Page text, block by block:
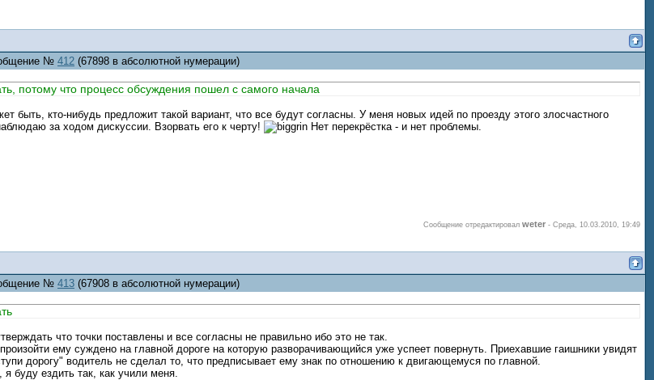
№ 412 (67898 в абсолютной нумерации)
потому что процесс обсуждения пошел с самого начала
быть, кто-нибудь предложит такой вариант, что все будут согласны. У меня новых идей по проезду этого злосчастного
за ходом дискуссии. Взорвать его к черту!
Нет перекрёстка - и нет проблемы.
Сообщение отредактировал weter - Среда, 10.03.2010, 19:49
№ 413 (67908 в абсолютной нумерации)
что точки поставлены и все согласны не правильно ибо это не так.
ему суждено на главной дороге на которую разворачивающийся уже успеет повернуть. Приехавшие гаишники увидят
дорогу" водитель не сделал то, что предписывает ему знак по отношению к двигающемуся по главной.
буду ездить так, как учили меня.